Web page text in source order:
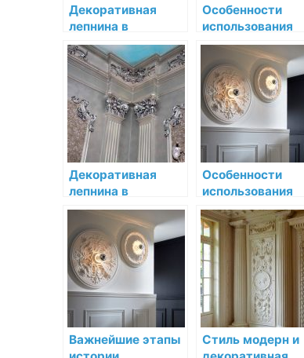
Декоративная
лепнина в
современных
интерьерах:
эстетика и
функциональность
Особенности
использования
декоративной
лепнины в
интерьерах
эклектики
Декоративная
лепнина в
интерьере
классицизма:
элегантность и
строгость
Особенности
использования
декоративной
лепнины в
интерьерах
неоклассицизма
Важнейшие этапы
Стиль модерн и